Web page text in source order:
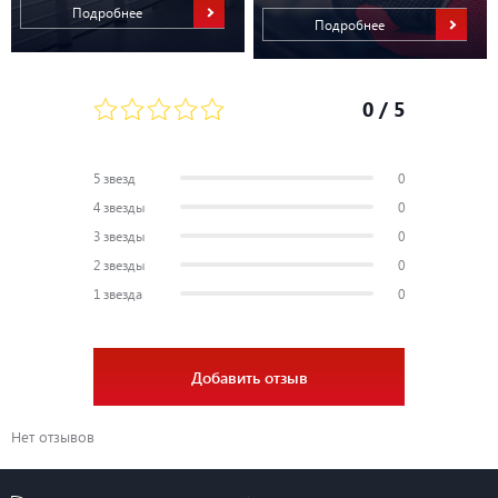
Подробнее
Подробнее
0 / 5
5 звезд
0
4 звезды
0
3 звезды
0
2 звезды
0
1 звезда
0
Добавить отзыв
Нет отзывов